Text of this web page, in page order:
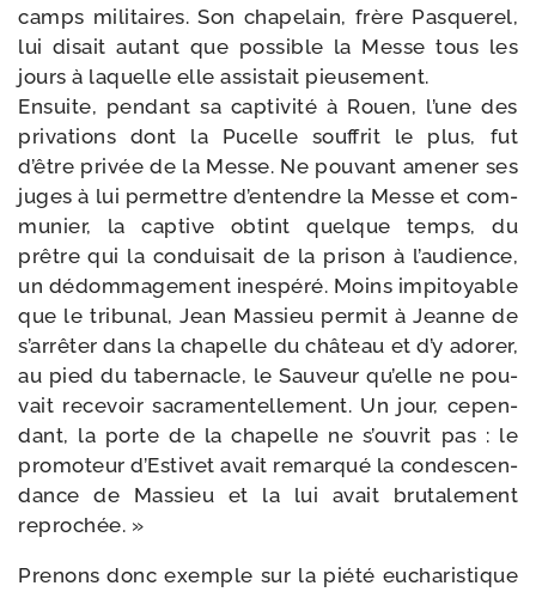
camps mili­taires. Son cha­pe­lain, frère Pasquerel,
lui disait autant que pos­sible la Messe tous les
jours à laquelle elle assis­tait pieu­se­ment.
Ensuite, pen­dant sa cap­ti­vi­té à Rouen, l’une des
pri­va­tions dont la Pucelle souf­frit le plus, fut
d’être pri­vée de la Messe. Ne pou­vant ame­ner ses
juges à lui per­mettre d’en­tendre la Messe et com­
mu­nier, la cap­tive obtint quelque temps, du
prêtre qui la condui­sait de la pri­son à l’au­dience,
un dédom­ma­ge­ment ines­pé­ré. Moins impi­toyable
que le tri­bu­nal, Jean Massieu per­mit à Jeanne de
s’ar­rê­ter dans la cha­pelle du châ­teau et d’y ado­rer,
au pied du taber­nacle, le Sauveur qu’elle ne pou­
vait rece­voir sacra­men­tel­le­ment. Un jour, cepen­
dant, la porte de la cha­pelle ne s’ou­vrit pas : le
pro­mo­teur d’Estivet avait remar­qué la condes­cen­
dance de Massieu et la lui avait bru­ta­le­ment
reprochée. »
Prenons donc exemple sur la pié­té eucha­ris­tique